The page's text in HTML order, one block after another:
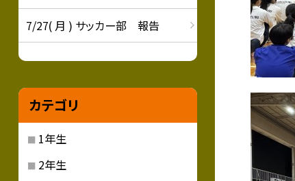
7/27( 月 ) サッカー部 報告
カテゴリ
1年生
2年生